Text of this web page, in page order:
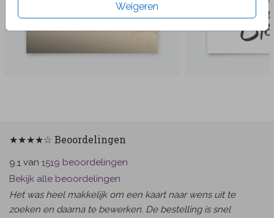
Weigeren
★★★★☆ Beoordelingen
9.1 van 1519 beoordelingen
Bekijk alle beoordelingen
Het was heel makkelijk om een kaart naar wens uit te
zoeken en daarna te bewerken. De bestelling is snel